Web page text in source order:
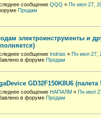
сообщение QQQ « Пн июл 27,
Продам
электроинструменты и
сообщение Indrias « Пн июл 27,
в форуме Продам
GD32F150K8U6 (палета
сообщение НАПАЛМ « Пн июл
в форуме Продам